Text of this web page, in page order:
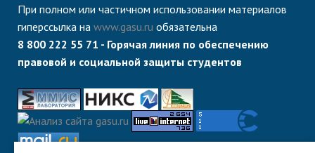
При полном или частичном использовании материалов
гиперссылка на www.gasu.ru обязательна
8 800 222 55 71 - Горячая линия по обеспечению
правовой и социальной защиты студентов